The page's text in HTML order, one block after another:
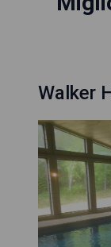
Walker